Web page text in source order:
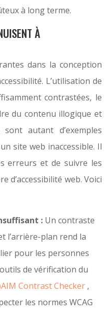
à long terme.
À
dans la conception
L’utilisation de
contrastées, le
du contenu illogique et
autant d’exemples
site web inaccessible. Il
erreurs et de suivre les
d’accessibilité web. Voici
: Un contraste
l’arrière-plan rend la
pour les personnes
de vérification du
Contrast Checker ,
les normes WCAG